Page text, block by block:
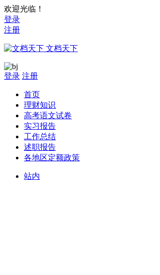
欢迎光临！
登录
注册
文档天下
登录 注册
首页
理财知识
高考语文试卷
实习报告
工作总结
述职报告
各地区定额政策
站内